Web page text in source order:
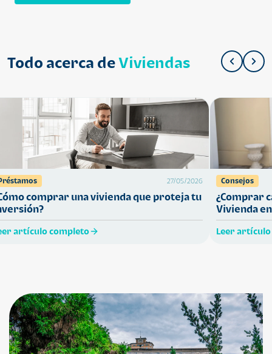
Todo acerca deViviendas
27/05/2026
comprar una vivienda que proteja tu
artículo completo
Consejos
¿Comprar
Vivienda
Leer